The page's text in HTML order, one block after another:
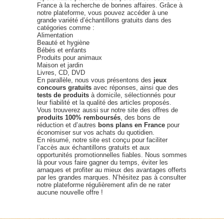
France à la recherche de bonnes affaires. Grâce à
notre plateforme, vous pouvez accéder à une
grande variété d’échantillons gratuits dans des
catégories comme :
Alimentation
Beauté et hygiène
Bébés et enfants
Produits pour animaux
Maison et jardin
Livres, CD, DVD
En parallèle, nous vous présentons des jeux
concours gratuits avec réponses, ainsi que des
tests de produits à domicile, sélectionnés pour
leur fiabilité et la qualité des articles proposés.
Vous trouverez aussi sur notre site des offres de
produits 100% remboursés , des bons de
réduction et d’autres bons plans en France pour
économiser sur vos achats du quotidien.
En résumé, notre site est conçu pour faciliter
l’accès aux échantillons gratuits et aux
opportunités promotionnelles fiables. Nous sommes
là pour vous faire gagner du temps, éviter les
arnaques et profiter au mieux des avantages offerts
par les grandes marques. N’hésitez pas à consulter
notre plateforme régulièrement afin de ne rater
aucune nouvelle offre !